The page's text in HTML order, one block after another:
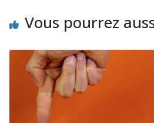
Vous pourrez